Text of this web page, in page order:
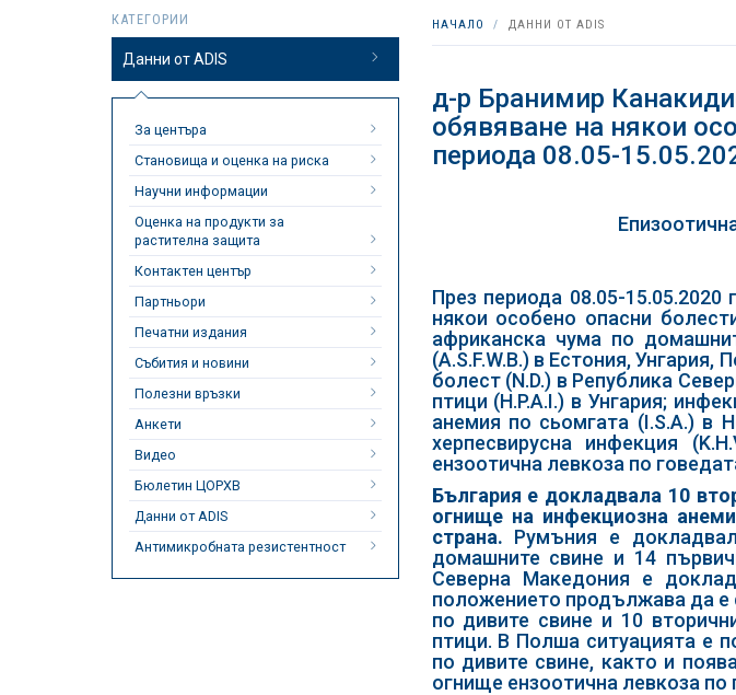
КАТЕГОРИИ
Данни от ADIS
За центъра
Становища и оценка на риска
Научни информации
Оценка на продукти за
растителна защита
Контактен център
Партньори
Печатни издания
Събития и новини
Полезни връзки
Анкети
Видео
Бюлетин ЦОРХВ
Данни от ADIS
Антимикробната резистентност
НАЧАЛО ДАННИ ОТ ADIS
д-р Бранимир
обявяване на някои
периода 08.05-
През периода 08.05-
някои особено опасни
африканска чума по
(A.S.F.W.B.) в Естония,
болест (N.D.) в Република
птици (H.P.A.I.) в Унгария;
анемия по сьомгата (I.S.A.) в
херпесвирусна инфекция
ензоотична левкоза по
България е докладвала 10
огнище на инфекциозна
страна. Румъния е
домашните свине и 14
Северна Македония е
положението продължава да е
по дивите свине и 10
птици. В Полша ситуацията е
по дивите свине, както и
огнище ензоотична левкоза